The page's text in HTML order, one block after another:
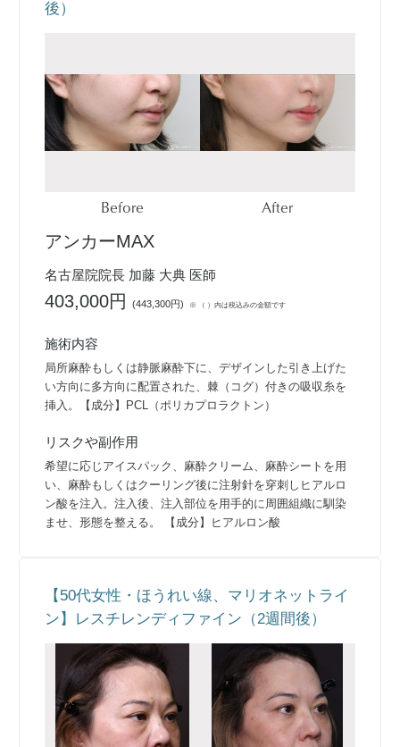
後）
Before After
アンカーMAX
名古屋院院長 加藤 大典 医師
403,000円(443,300円) ※ （ ）内は税込みの金額です
施術内容
局所麻酔もしくは静脈麻酔下に、デザインした引き上げた
い方向に多方向に配置された、棘（コグ）付きの吸収糸を
挿入。【成分】PCL（ポリカプロラクトン）
リスクや副作用
希望に応じアイスパック、麻酔クリーム、麻酔シートを用
い、麻酔もしくはクーリング後に注射針を穿刺しヒアルロ
ン酸を注入。注入後、注入部位を用手的に周囲組織に馴染
ませ、形態を整える。 【成分】ヒアルロン酸
【50代女性・ほうれい線、マリオネットライ
ン】レスチレンディファイン（2週間後）